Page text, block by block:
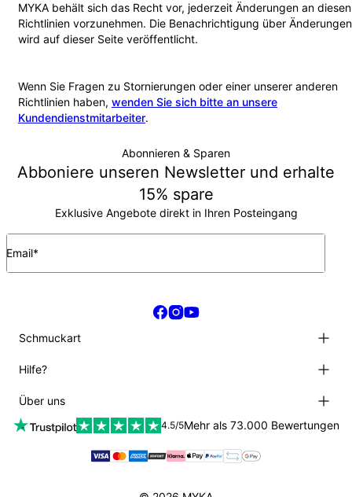
MYKA behält sich das Recht vor, jederzeit Änderungen an diesen
Richtlinien vorzunehmen. Die Benachrichtigung über Änderungen
wird auf dieser Seite veröffentlicht.
Wenn Sie Fragen zu Stornierungen oder einer unserer anderen
Richtlinien haben, wenden Sie sich bitte an unsere
Kundendienstmitarbeiter.
Abonnieren & Sparen
Abboniere unseren Newsletter und erhalte
15% spare
Exklusive Angebote direkt in Ihren Posteingang
Email*
Schmuckart
Halsketten
Armbänder
Ringe
Herren
Diamantenschmuck
Hilfe?
Help Center
Auftragsverfolgung
Versandinformationen
Meine Größe finden
Über uns
Über uns
Datenschutzpolitik
4.5/5Mehr als 73.000 Bewertungen